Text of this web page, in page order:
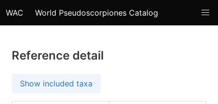
WAC World Pseudoscorpiones Catalog
Reference detail
Show included taxa